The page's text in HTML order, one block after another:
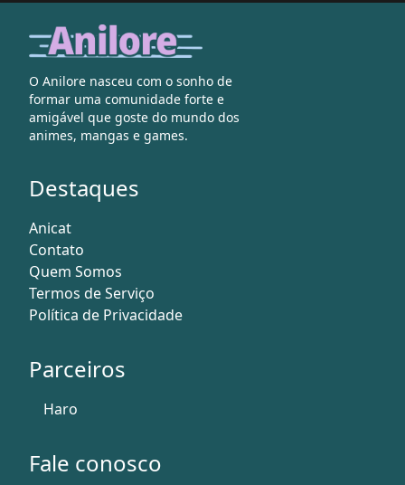
O Anilore nasceu com o sonho de
formar uma comunidade forte e
amigável que goste do mundo dos
animes, mangas e games.
Destaques
Anicat
Contato
Quem Somos
Termos de Serviço
Política de Privacidade
Parceiros
Haro
Fale conosco